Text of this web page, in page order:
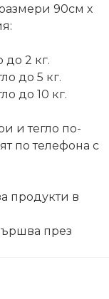
90см х
до 2 кг.
до 5 кг.
до 10 кг.
и тегло по-
по телефона с
продукти в
през